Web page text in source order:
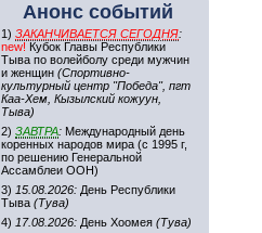
Анонс событий
1) ЗАКАНЧИВАЕТСЯ СЕГОДНЯ:
new! Кубок Главы Республики
Тыва по волейболу среди мужчин
и женщин (Спортивно-
культурный центр "Победа", пгт
Каа-Хем, Кызылский кожуун,
Тыва)
2) ЗАВТРА: Международный день
коренных народов мира (с 1995 г,
по решению Генеральной
Ассамблеи ООН)
3) 15.08.2026: День Республики
Тыва (Тува)
4) 17.08.2026: День Хоомея (Тува)